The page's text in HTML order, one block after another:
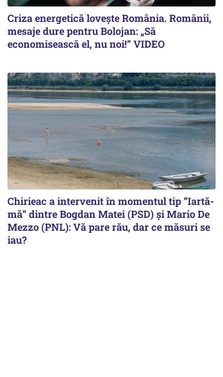
Criza energetică lovește România. Românii,
mesaje dure pentru Bolojan: „Să
economisească el, nu noi!” VIDEO
Chirieac a intervenit în momentul tip ”Iartă-
mă” dintre Bogdan Matei (PSD) și Mario De
Mezzo (PNL): Vă pare rău, dar ce măsuri se
iau?